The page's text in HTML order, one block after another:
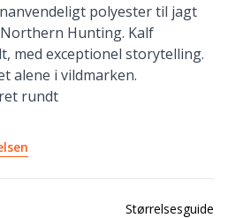
polyester til jagt
Hunting. Kalf
med exceptionel storytelling.
alene i vildmarken.
rundt
Størrelsesguide